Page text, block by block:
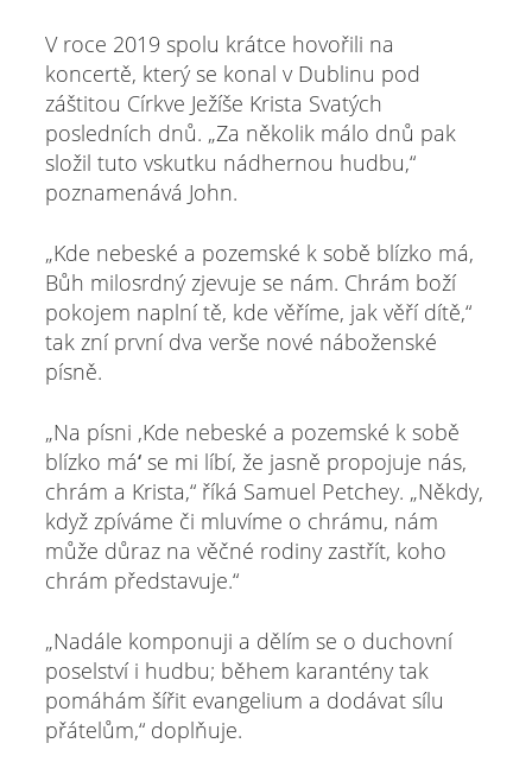
V roce 2019 spolu krátce hovořili na
koncertě, který se konal v Dublinu pod
záštitou Církve Ježíše Krista Svatých
posledních dnů. „Za několik málo dnů pak
složil tuto vskutku nádhernou hudbu,“
poznamenává John.
„Kde nebeské a pozemské k sobě blízko má,
Bůh milosrdný zjevuje se nám. Chrám boží
pokojem naplní tě, kde věříme, jak věří dítě,“
tak zní první dva verše nové náboženské
písně.
„Na písni ,Kde nebeské a pozemské k sobě
blízko máʻ se mi líbí, že jasně propojuje nás,
chrám a Krista,“ říká Samuel Petchey. „Někdy,
když zpíváme či mluvíme o chrámu, nám
může důraz na věčné rodiny zastřít, koho
chrám představuje.“
„Nadále komponuji a dělím se o duchovní
poselství i hudbu; během karantény tak
pomáhám šířit evangelium a dodávat sílu
přátelům,“ doplňuje.